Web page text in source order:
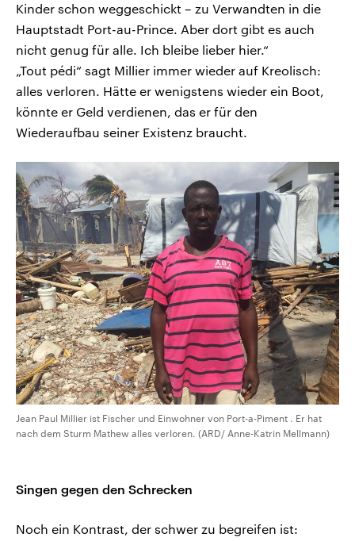
Kinder schon weggeschickt – zu Verwandten in die
Hauptstadt Port-au-Prince. Aber dort gibt es auch
nicht genug für alle. Ich bleibe lieber hier.“
„Tout pédi“ sagt Millier immer wieder auf Kreolisch:
alles verloren. Hätte er wenigstens wieder ein Boot,
könnte er Geld verdienen, das er für den
Wiederaufbau seiner Existenz braucht.
Jean Paul Millier ist Fischer und Einwohner von Port-a-Piment . Er hat
nach dem Sturm Mathew alles verloren. (ARD/ Anne-Katrin Mellmann)
Singen gegen den Schrecken
Noch ein Kontrast, der schwer zu begreifen ist: